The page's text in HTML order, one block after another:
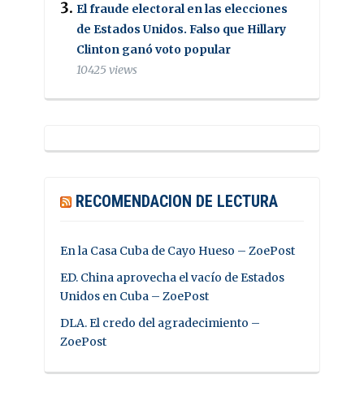
El fraude electoral en las elecciones
de Estados Unidos. Falso que Hillary
Clinton ganó voto popular
10425 views
RECOMENDACION DE LECTURA
En la Casa Cuba de Cayo Hueso – ZoePost
ED. China aprovecha el vacío de Estados
Unidos en Cuba – ZoePost
DLA. El credo del agradecimiento –
ZoePost